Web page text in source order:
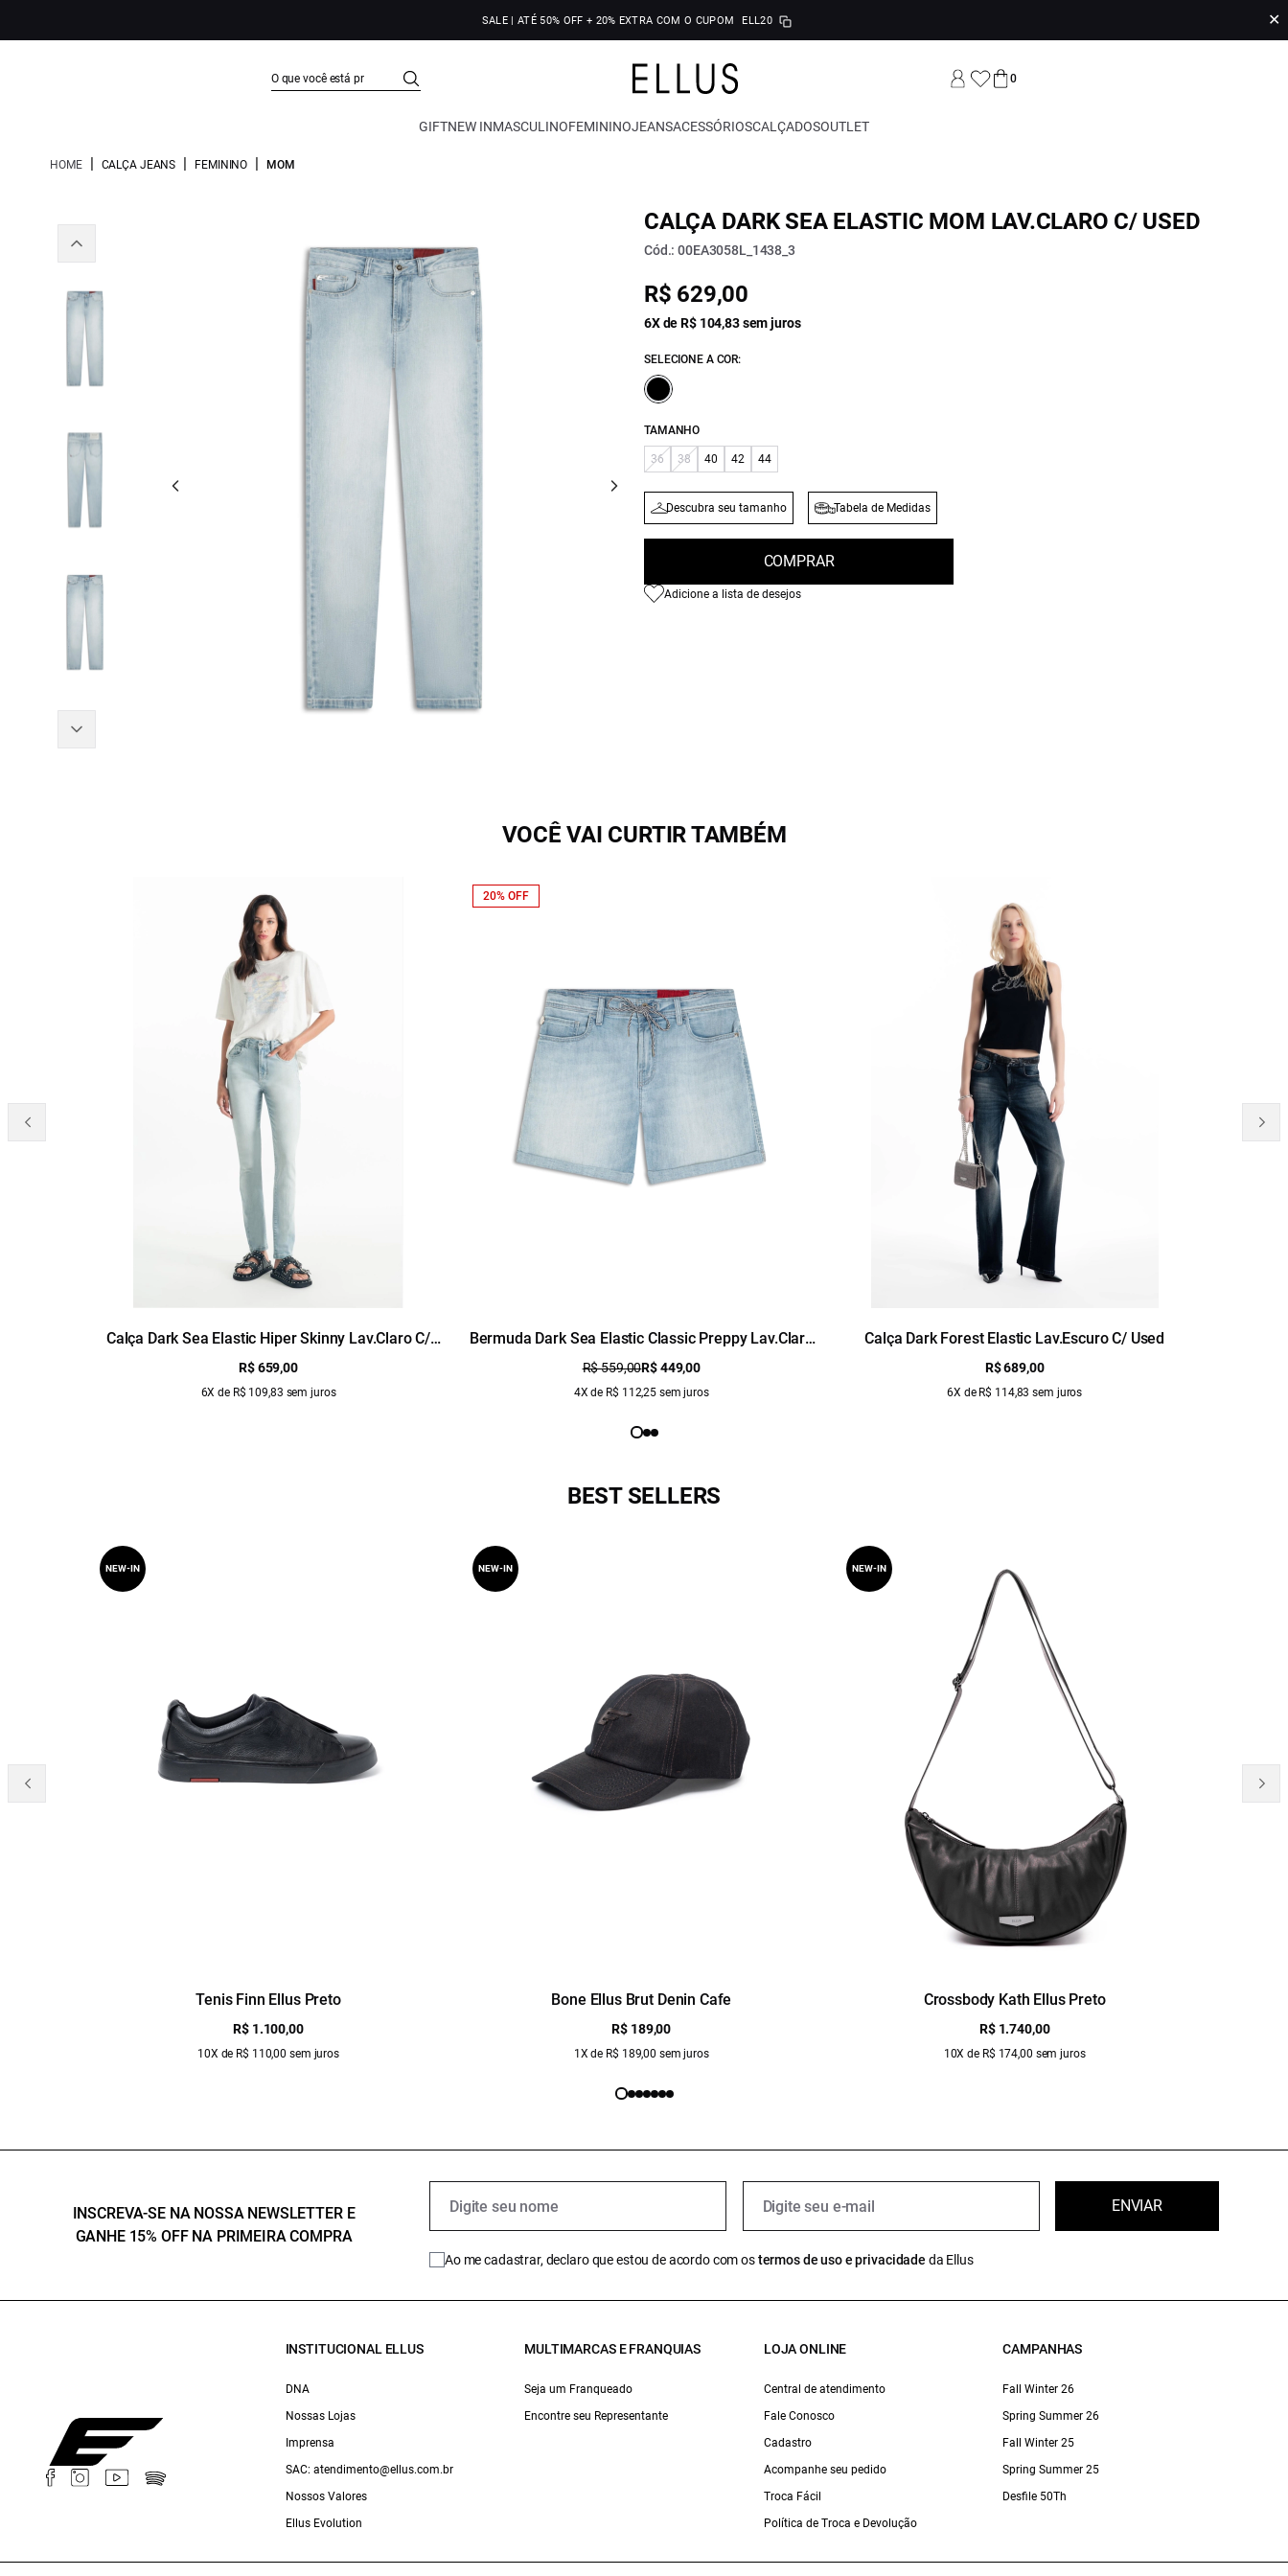
SALE | ATÉ 50% OFF + 20% EXTRA COM O CUPOM ELL20 ✕
0
GIFTNEW INMASCULINOFEMININOJEANSACESSÓRIOSCALÇADOSOUTLET
HOME | CALÇA JEANS | FEMININO | MOM
CALÇA DARK SEA ELASTIC MOM LAV.CLARO C/ USED
Cód.: 00EA3058L_1438_3
R$ 629,00
6X de R$ 104,83 sem juros
SELECIONE A COR:
TAMANHO
36 38 40 42 44
Descubra seu tamanho Tabela de Medidas
COMPRAR
Adicione a lista de desejos
VOCÊ VAI CURTIR TAMBÉM
Calça Dark Sea Elastic Hiper Skinny Lav.Claro C/
Used
R$ 659,00
6X de R$ 109,83 sem juros
Bermuda Dark Sea Elastic Classic Preppy Lav.Claro
C/ Used
R$ 559,00R$ 449,00
4X de R$ 112,25 sem juros
20% OFF
Calça Dark Forest Elastic Lav.Escuro C/ Used
R$ 689,00
6X de R$ 114,83 sem juros
BEST SELLERS
Tenis Finn Ellus Preto
R$ 1.100,00
10X de R$ 110,00 sem juros
NEW-IN
Bone Ellus Brut Denin Cafe
R$ 189,00
1X de R$ 189,00 sem juros
NEW-IN
Crossbody Kath Ellus Preto
R$ 1.740,00
10X de R$ 174,00 sem juros
NEW-IN
INSCREVA-SE NA NOSSA NEWSLETTER E
GANHE 15% OFF NA PRIMEIRA COMPRA
ENVIAR
Ao me cadastrar, declaro que estou de acordo com ostermos de uso e privacidade da Ellus
INSTITUCIONAL ELLUS
DNA
Nossas Lojas
Imprensa
SAC: atendimento@ellus.com.br
Nossos Valores
Ellus Evolution
MULTIMARCAS E FRANQUIAS
Seja um Franqueado
Encontre seu Representante
LOJA ONLINE
Central de atendimento
Fale Conosco
Cadastro
Acompanhe seu pedido
Troca Fácil
Política de Troca e Devolução
CAMPANHAS
Fall Winter 26
Spring Summer 26
Fall Winter 25
Spring Summer 25
Desfile 50Th